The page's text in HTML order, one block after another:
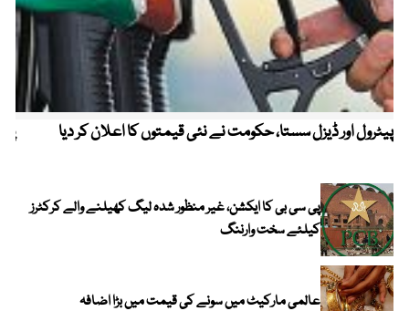
پیٹرول اور ڈیزل سستا، حکومت نے نئی قیمتوں کا اعلان کر دیا
پی سی بی کا ایکشن، غیر منظور شدہ لیگ کھیلنے والے کرکٹرز
کیلئے سخت وارننگ
عالمی مارکیٹ میں سونے کی قیمت میں بڑا اضافہ